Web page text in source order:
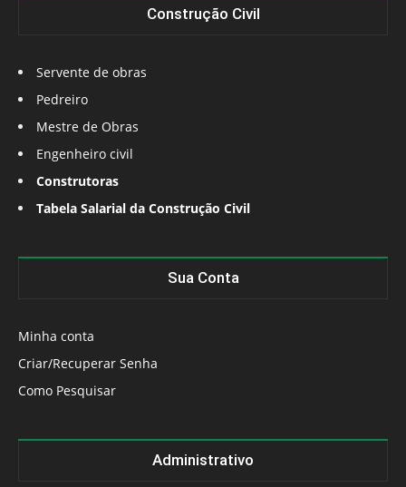
Construção Civil
Servente de obras
Pedreiro
Mestre de Obras
Engenheiro civil
Construtoras
Tabela Salarial da Construção Civil
Sua Conta
Minha conta
Criar/Recuperar Senha
Como Pesquisar
Administrativo